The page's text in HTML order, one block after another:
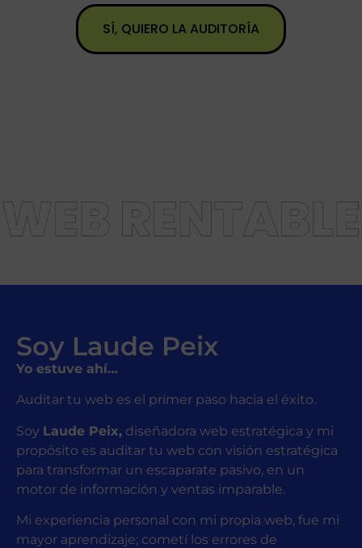
SÍ, QUIERO LA AUDITORÍA
Soy Laude Peix
Yo estuve ahí…
Auditar tu web es el primer paso hacia el éxito.
Soy Laude Peix, diseñadora web estratégica y mi
propósito es auditar tu web con visión estratégica
para transformar un escaparate pasivo, en un
motor de información y ventas imparable.
Mi experiencia personal con mi propia web, fue mi
mayor aprendizaje; cometí los errores de